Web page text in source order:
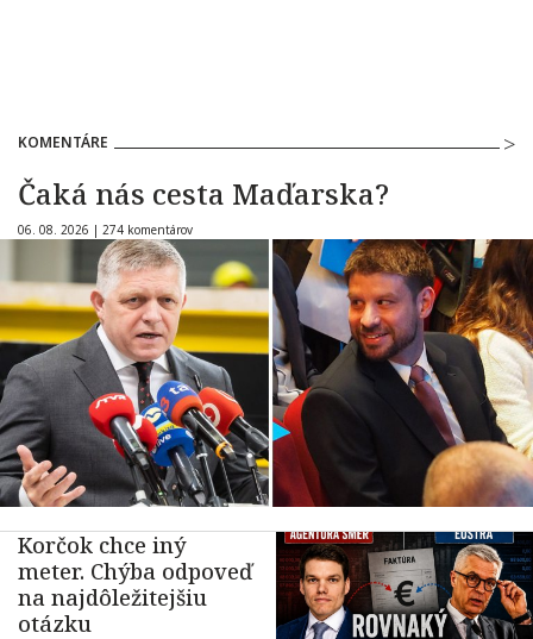
KOMENTÁRE
Čaká nás cesta Maďarska?
06. 08. 2026 | 274 komentárov
Korčok chce iný
meter. Chýba odpoveď
na najdôležitejšiu
otázku